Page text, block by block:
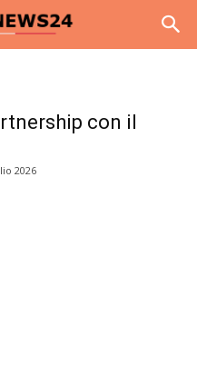
con il
2026